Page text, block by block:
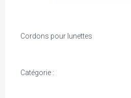
Cordons pour lunettes
Catégorie :